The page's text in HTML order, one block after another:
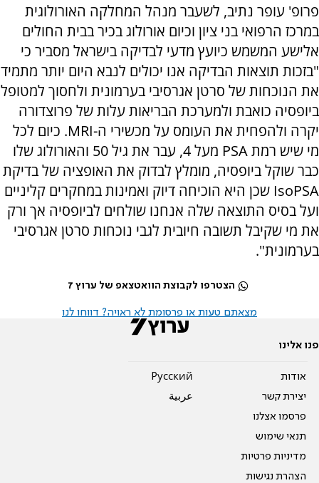
פרופ' עופר נתיב, לשעבר מנהל המחלקה האורולוגית
במרכז הרפואי בני ציון וכיום אורולוג בכיר בבית החולים
אלישע המשמש כיועץ מדעי לבדיקה בישראל מסביר כי
"בזכות תוצאות הבדיקה אנו יכולים לנבא היום יותר מתמיד
את הנוכחות של סרטן אגרסיבי בערמונית ולחסוך למטופל
ביופסיה כואבת ולמערכת הבריאות עלות של פרוצדורה
יקרה ולהפחית את העומס על מכשירי ה-MRI. כיום לכל
מי שיש רמת PSA מעל 4, עבר את גיל 50 והאורולוג שלו
כבר שוקל ביופסיה, מומלץ לבדוק את האופציה של בדיקת
IsoPSA שכן היא הוכיחה דיוק ואמינות במחקרים קליניים
ועל בסיס התוצאה שלה אנחנו שולחים לביופסיה אך ורק
את מי שקיבל תשובה חיובית לגבי נוכחות סרטן אגרסיבי
בערמונית".
הצטרפו לקבוצת הוואטצאפ של ערוץ 7
מצאתם טעות או פרסומת לא ראויה? דווחו לנו
פנו אלינו
אודות
יצירת קשר
פרסמו אצלנו
תנאי שימוש
מדיניות פרטיות
הצהרת נגישות
Pусский
عربية